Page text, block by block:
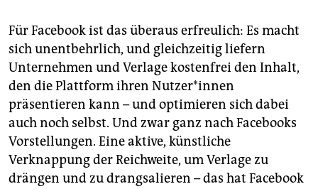
Für Facebook ist das überaus erfreulich: Es macht
sich unentbehrlich, und gleichzeitig liefern
Unternehmen und Verlage kostenfrei den Inhalt,
den die Plattform ihren Nutzer*innen
präsentieren kann – und optimieren sich dabei
auch noch selbst. Und zwar ganz nach Face­books
Vorstellungen. Eine aktive, künstliche
Verknappung der Reichweite, um Verlage zu
drängen und zu drangsalieren – das hat Facebook